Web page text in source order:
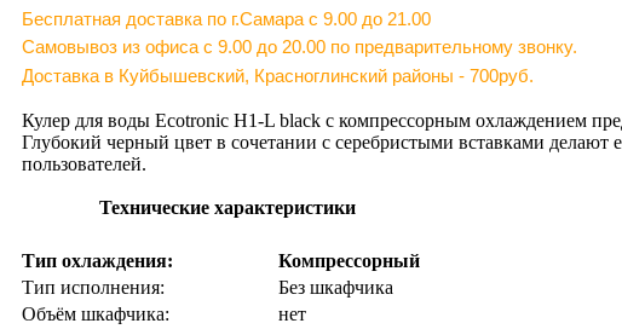
Бесплатная доставка по г.Самара c 9.00 до 21.00
Самовывоз из офиса с 9.00 до 20.00 по предварительному звонку.
Доставка в Куйбышевский, Красноглинский районы - 700руб.
Кулер для воды Ecotronic H1-L black с компрессорным охлаждением
Глубокий черный цвет в сочетании с серебристыми вставками
пользователей.
Технические характеристики
Тип охлаждения:
Компрессорный
Тип исполнения:
Без шкафчика
Объём шкафчика:
нет